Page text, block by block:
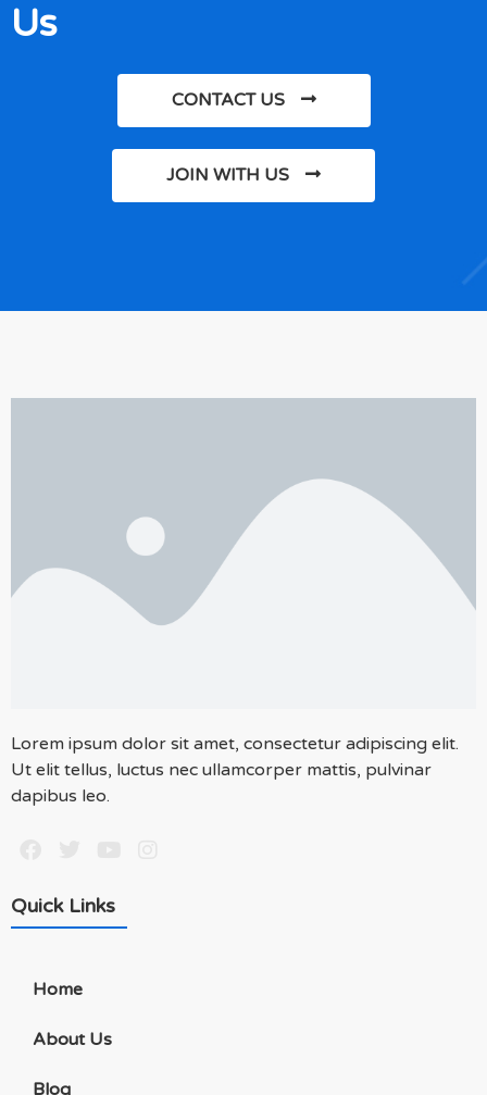
Us
CONTACT US
JOIN WITH US
Lorem ipsum dolor sit amet, consectetur adipiscing elit.
Ut elit tellus, luctus nec ullamcorper mattis, pulvinar
dapibus leo.
Quick Links
Home
About Us
Blog